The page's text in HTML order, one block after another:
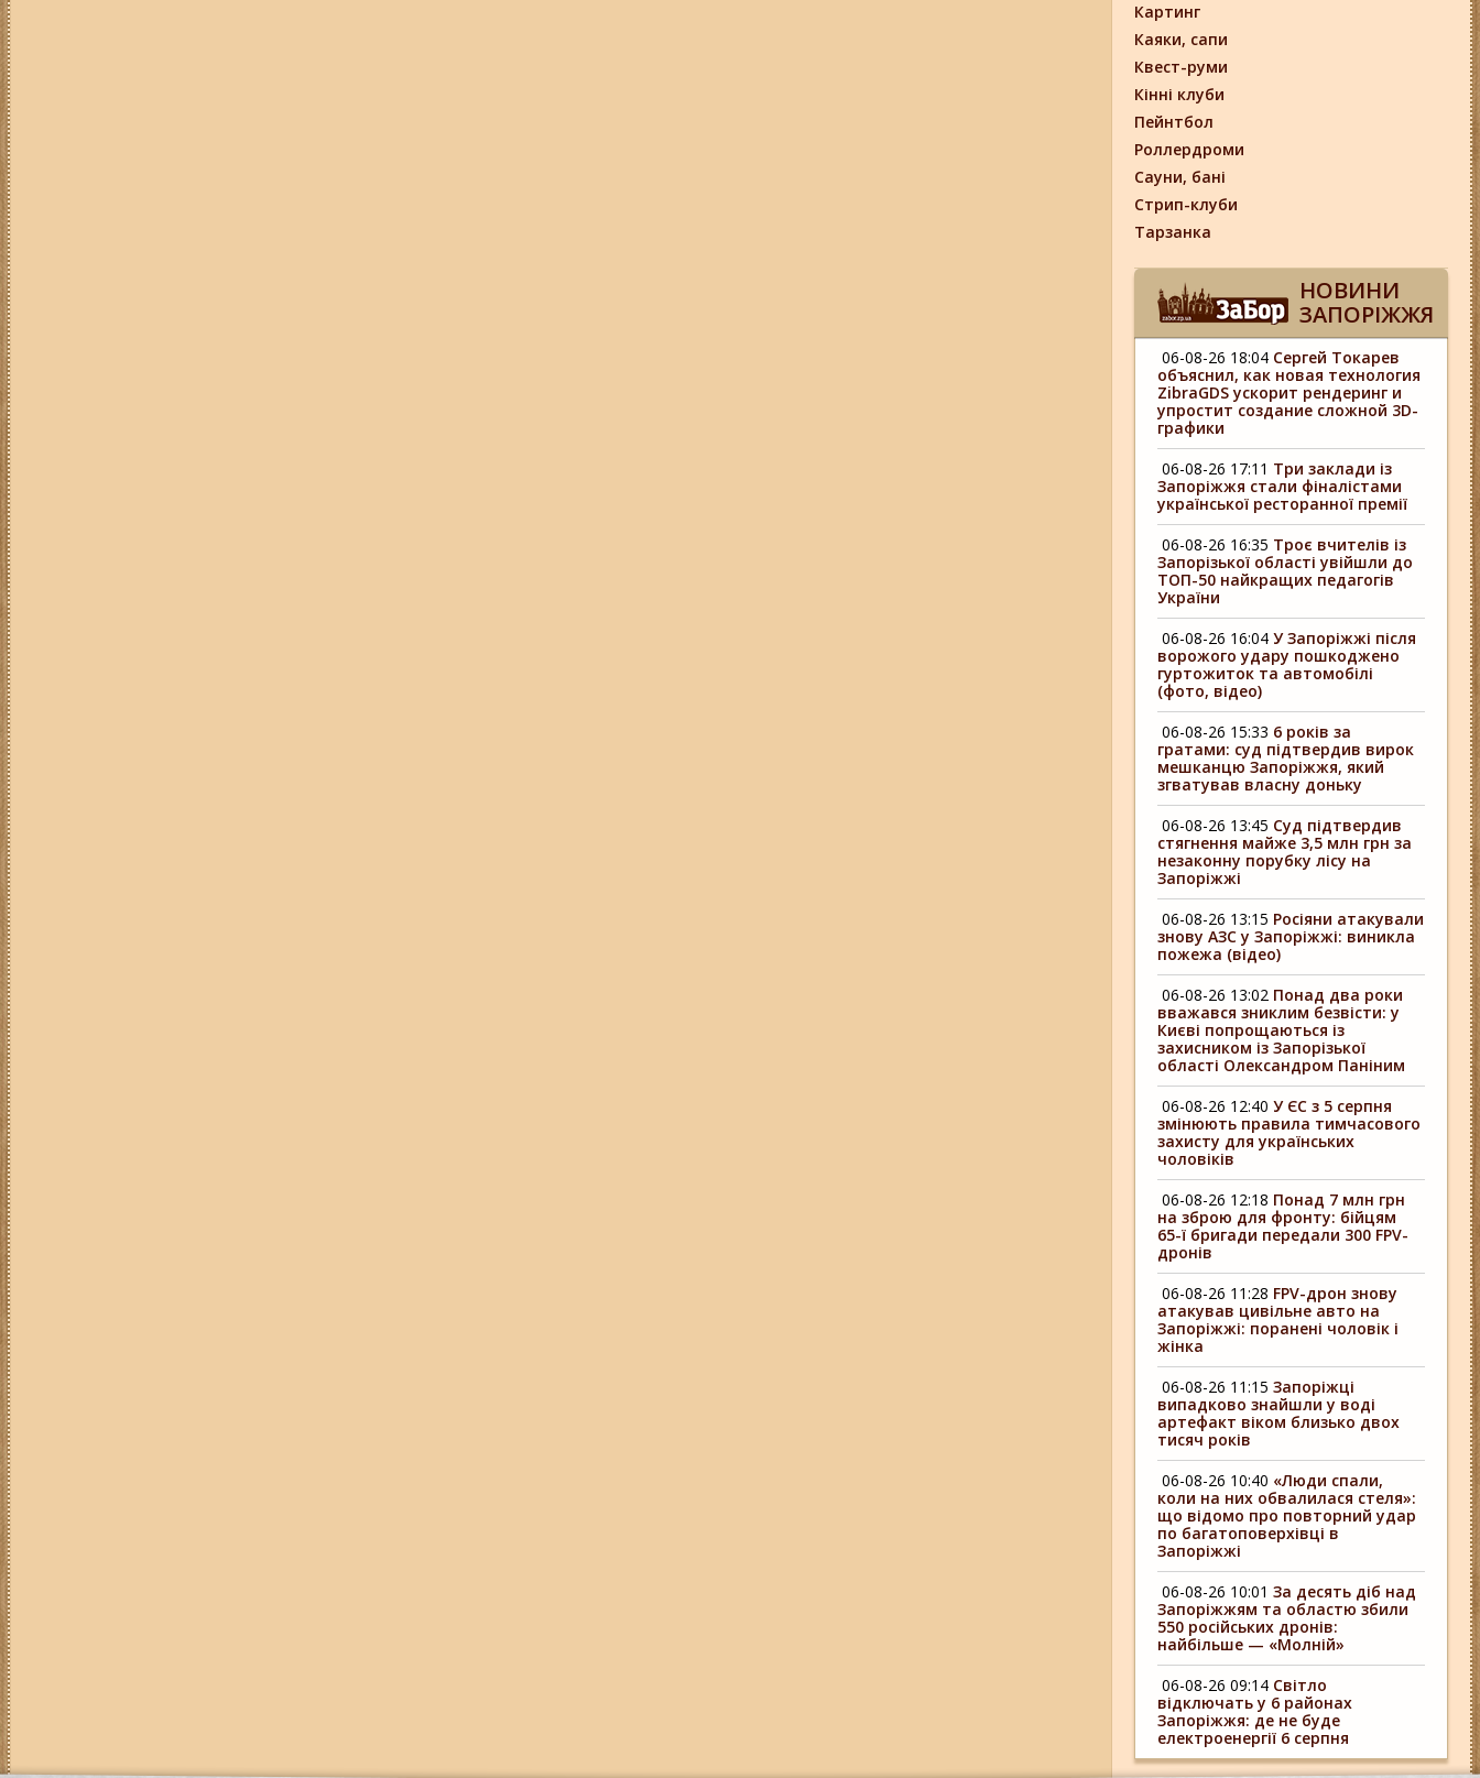
Картинг
Каяки, сапи
Квест-руми
Кінні клуби
Пейнтбол
Роллердроми
Сауни, бані
Стрип-клуби
Тарзанка
НОВИНИ
ЗАПОРІЖЖЯ
06-08-26 18:04 Сергей Токарев
объяснил, как новая технология
ZibraGDS ускорит рендеринг и
упростит создание сложной 3D-
графики
06-08-26 17:11 Три заклади із
Запоріжжя стали фіналістами
української ресторанної премії
06-08-26 16:35 Троє вчителів із
Запорізької області увійшли до
ТОП-50 найкращих педагогів
України
06-08-26 16:04 У Запоріжжі після
ворожого удару пошкоджено
гуртожиток та автомобілі
(фото, відео)
06-08-26 15:33 6 років за
гратами: суд підтвердив вирок
мешканцю Запоріжжя, який
згватував власну доньку
06-08-26 13:45 Суд підтвердив
стягнення майже 3,5 млн грн за
незаконну порубку лісу на
Запоріжжі
06-08-26 13:15 Росіяни атакували
знову АЗС у Запоріжжі: виникла
пожежа (відео)
06-08-26 13:02 Понад два роки
вважався зниклим безвісти: у
Києві попрощаються із
захисником із Запорізької
області Олександром Паніним
06-08-26 12:40 У ЄС з 5 серпня
змінюють правила тимчасового
захисту для українських
чоловіків
06-08-26 12:18 Понад 7 млн грн
на зброю для фронту: бійцям
65-ї бригади передали 300 FPV-
дронів
06-08-26 11:28 FPV-дрон знову
атакував цивільне авто на
Запоріжжі: поранені чоловік і
жінка
06-08-26 11:15 Запоріжці
випадково знайшли у воді
артефакт віком близько двох
тисяч років
06-08-26 10:40 «Люди спали,
коли на них обвалилася стеля»:
що відомо про повторний удар
по багатоповерхівці в
Запоріжжі
06-08-26 10:01 За десять діб над
Запоріжжям та областю збили
550 російських дронів:
найбільше — «Молній»
06-08-26 09:14 Світло
відключать у 6 районах
Запоріжжя: де не буде
електроенергії 6 серпня